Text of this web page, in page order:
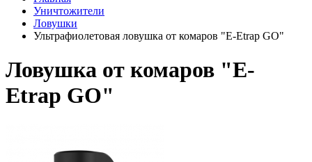
Уничтожители
Ловушки
Ультрафиолетовая ловушка от комаров "E-Etrap GO"
Ловушка от комаров "E-
Etrap GO"